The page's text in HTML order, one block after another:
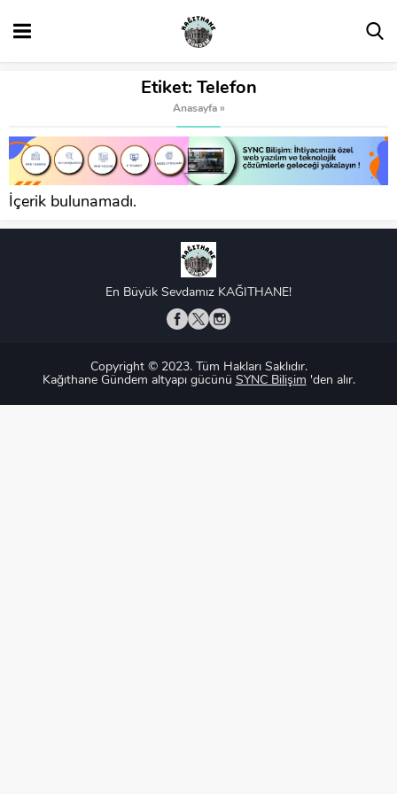
Etiket: Telefon
Anasayfa »
İçerik bulunamadı.
En Büyük Sevdamız KAĞITHANE!
Copyright © 2023. Tüm Hakları Saklıdır.
Kağıthane Gündem altyapı gücünü SYNC Bilişim 'den alır.